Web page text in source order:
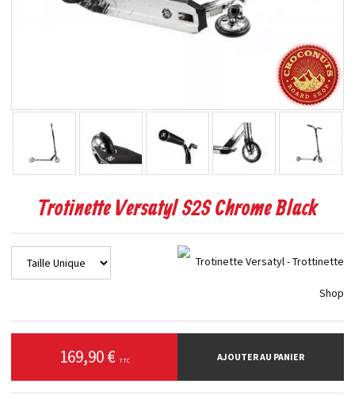
Trotinette Versatyl S2S Chrome Black
169,90 € TTC AJOUTER AU PANIER